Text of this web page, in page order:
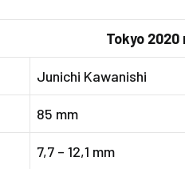
Tokyo 2020
Junichi Kawanishi
85 mm
7,7 – 12,1 mm